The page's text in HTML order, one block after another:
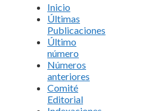
Inicio
Últimas
Publicaciones
Último
número
Números
anteriores
Comité
Editorial